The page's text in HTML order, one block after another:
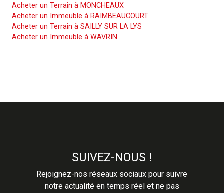
Acheter un Terrain à MONCHEAUX
Acheter un Immeuble à RAIMBEAUCOURT
Acheter un Terrain à SAILLY SUR LA LYS
Acheter un Immeuble à WAVRIN
SUIVEZ-NOUS !
Rejoignez-nos réseaux sociaux pour suivre
notre actualité en temps réel et ne pas